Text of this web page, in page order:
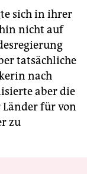
sich in ihrer
nicht auf
tatsächliche
nach
aber die
Länder für von
zu